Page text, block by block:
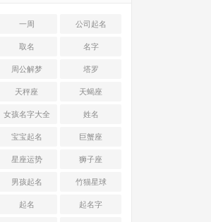
一周 公司起名
取名 名字
周公解梦 塔罗
天秤座 天蝎座
女孩名字大全 姓名
宝宝起名 巨蟹座
星座运势 狮子座
男孩起名 竹猫星球
起名 起名字